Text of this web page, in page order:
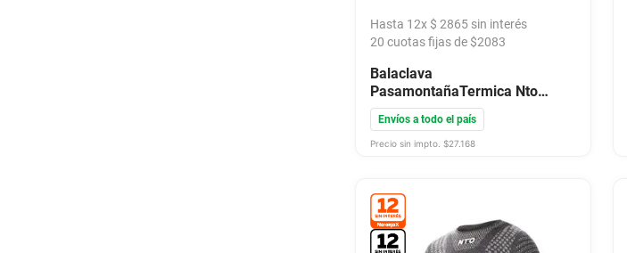
Hasta 12x $ 2865sin interés
20 cuotas fijas de $2083
Balaclava
PasamontañaTermica Nto
Summit Negro Tu
Envíos a todo el país
Precio sin impto. $27.168